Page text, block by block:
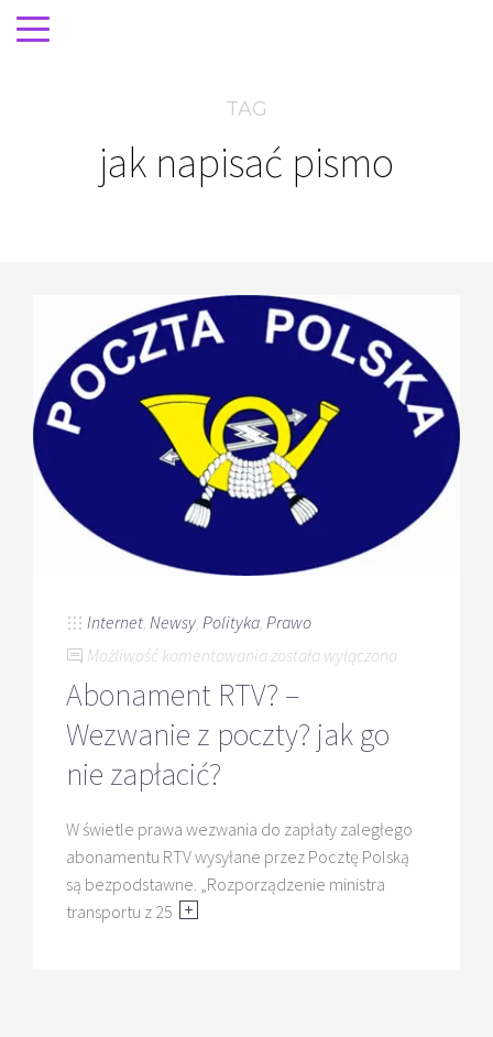
TAG
jak napisać pismo
Internet, Newsy, Polityka, Prawo
Możliwość komentowania Abonament
RTV?
–
Wezwanie
nie
została wyłączona
Abonament RTV? –
Wezwanie z poczty? jak go
nie zapłacić?
W świetle prawa wezwania do zapłaty zaległego
abonamentu RTV wysyłane przez Pocztę Polską
są bezpodstawne. „Rozporządzenie ministra
transportu z 25